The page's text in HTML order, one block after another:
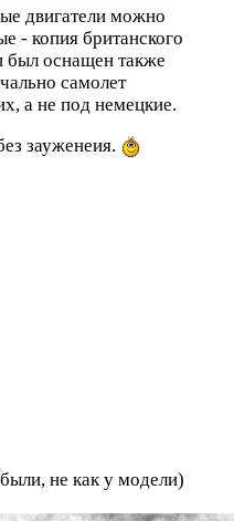
двигатели можно
- копия британского
был оснащен также
самолет
а не под немецкие.
зауженеия.
не как у модели)